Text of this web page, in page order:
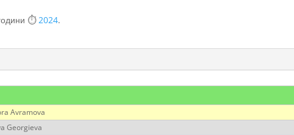
⏱️ 2024.
Avramova
Georgieva